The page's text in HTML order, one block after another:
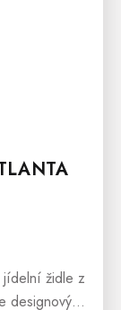
židle z
designovým